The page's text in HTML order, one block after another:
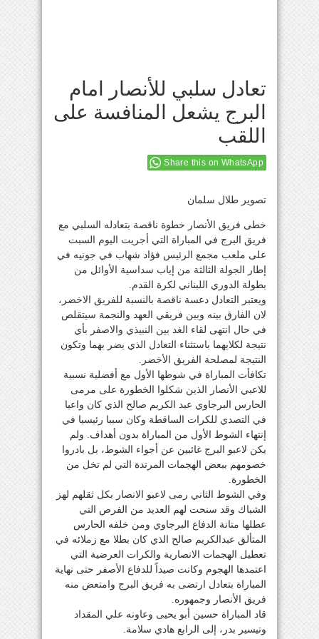
تعادل سلبي للأنصار امام
البرج يشعل المنافسة على
اللقب
Share this on WhatsApp
تصوير طلال سلمان
خطى فريق الأنصار خطوة ناقصة بتعادله السلبي مع
فريق البرج في المباراة التي أجريت اليوم السبت
على ملعب مجمع الرئيس فؤاد شهاب في جونيه في
إطار الجولة الثالثة من إياب سداسية الأوائل من
بطولة الدوري اللبناني لكرة القدم.
ويعتبر التعادل دعسة ناقصة بالنسبة للفريق الاخضر،
لان الفارق بينه وبين فريقي العهد والنجمة سيتقلص
في حال انتهى لقاء الغد بين النبيذي والاصفر بأي
نتيجة لكلايهما باستثناء التعادل الذي يضر بهما وتكون
النتيجة لمصلحة الفريق الأخضر.
تكافأت المباراة في شوطها الأول مع أفضلية نسبية
للاعبي الأنصار الذين شكلوا الخطورة على مرمى
الحارس البرجاوي عبد الكريم صالح الذي كان واعيا
في التصدي للكرات الساقطة وكان سببا رئيسيا في
إنتهاء الشوط الأول من المباراة بدون أهداف. ولم
يكن لاعبو البرج غائبين عن أجواء الشوط، بل بادروا
خصومهم ببعض الهجمات المرتدة التي لم تخل من
الخطورة.
وفي الشوط الثاني رمى لاعبو الانصار بكل ثقلهم لهز
الشباك وقد سنحت لهم العديد من الفرص التي
عطلها متانة الدفاع البرجاوي ومن خلفه الحارس
المتألق عبدالكريم صالح الذي كان بطلا مع زملائه في
تعطيل الهجمات الانصارية والكرات العرضية التي
اعتمدها الهجوم وكانت صيداً للدفاع الأصفر حتى نهاية
المباراة بتعادل ارتضى به فريق البرج وامتعض منه
فريق الأنصار وجمهوره.
قاد المباراة حسين أبو يحيى وعاونه علي المقداد
وتيسير بدر، إلى الرابع هادي سلامة.